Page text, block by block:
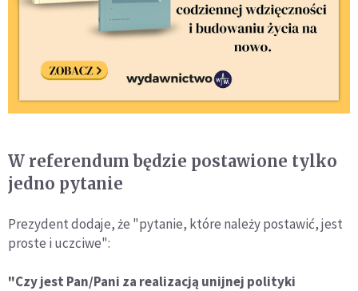
W referendum będzie postawione tylko
jedno pytanie
Prezydent dodaje, że "pytanie, które należy postawić, jest
proste i uczciwe":
"Czy jest Pan/Pani za realizacją unijnej polityki